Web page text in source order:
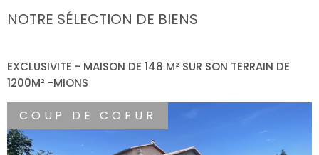
NOTRE SÉLECTION DE BIENS
EXCLUSIVITE - MAISON DE 148 M² SUR SON TERRAIN DE
1200M² -MIONS
COUP DE COEUR